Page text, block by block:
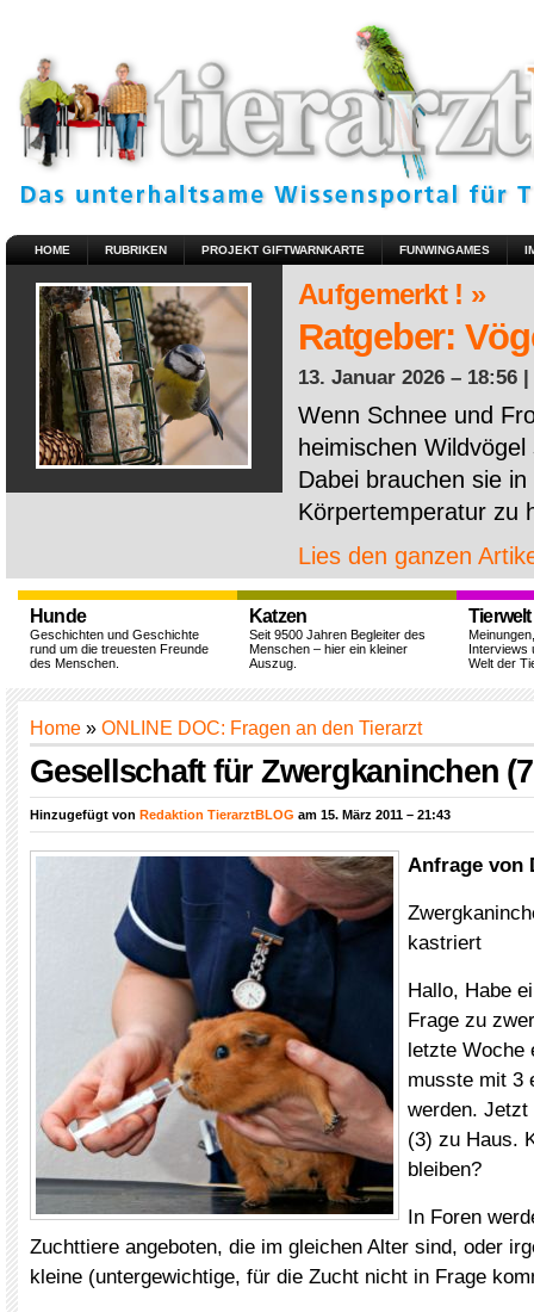
HOME RUBRIKEN PROJEKT GIFTWARNKARTE FUNWINGAMES
Aufgemerkt ! »
Ratgeber:
13. Januar 2026 – 18:56 |
Wenn Schnee und
heimischen
Dabei brauchen sie
Körpertemperatur zu
Lies den ganzen
Hunde
Geschichten und Geschichte
rund um die treuesten Freunde
des Menschen.
Katzen
Seit 9500 Jahren Begleiter des
Menschen – hier ein kleiner
Auszug.
Tierwelt
Interviews
Welt der
Home » ONLINE DOC: Fragen an den Tierarzt
Gesellschaft für Zwergkaninchen
Hinzugefügt von Redaktion TierarztBLOG am 15. März 2011 – 21:43
Anfrage von
kastriert
Hallo, Habe
Frage zu
letzte Woche
musste mit 3
werden.
(3) zu Haus.
bleiben?
In Foren
Zuchttiere angeboten, die im gleichen Alter sind, oder
kleine (untergewichtige, für die Zucht nicht in Frage